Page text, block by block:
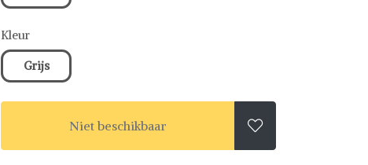
Kleur
Grijs
Niet beschikbaar 